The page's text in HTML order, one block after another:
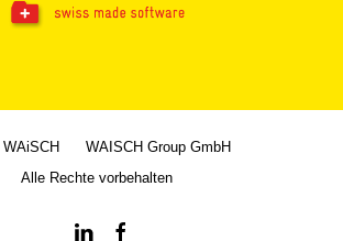
WAISCH Group GmbH
Alle Rechte vorbehalten